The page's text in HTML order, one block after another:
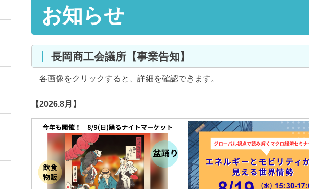
お知らせ
長岡商工会議所【事業告知】
各画像をクリックすると、詳細を確認できます。
【2026.8月】